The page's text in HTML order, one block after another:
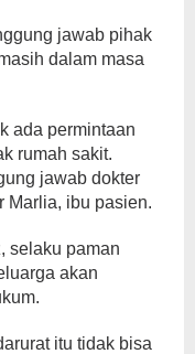
jawab pihak
dalam masa
ada permintaan
rumah sakit.
jawab dokter
Marlia, ibu pasien.
selaku paman
akan
itu tidak bisa